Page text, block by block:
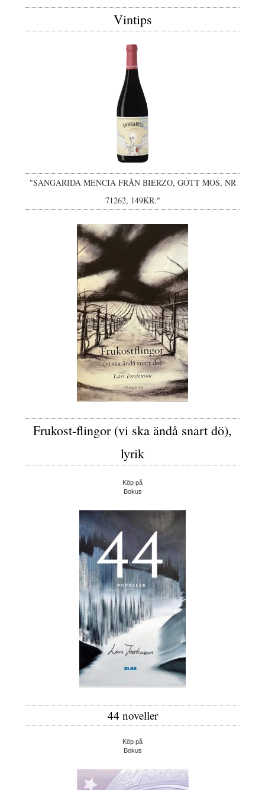
Vintips
"SANGARIDA MENCIA FRÅN BIERZO, GÔTT MOS, NR
71262, 149KR."
Frukost-flingor (vi ska ändå snart dö),
lyrik
Köp på
Bokus
44 noveller
Köp på
Bokus